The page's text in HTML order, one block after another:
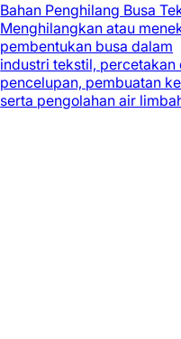
Bahan Penghilang Busa
Menghilangkan atau
pembentukan busa dalam
industri tekstil, percetakan
pencelupan, pembuatan
serta pengolahan air